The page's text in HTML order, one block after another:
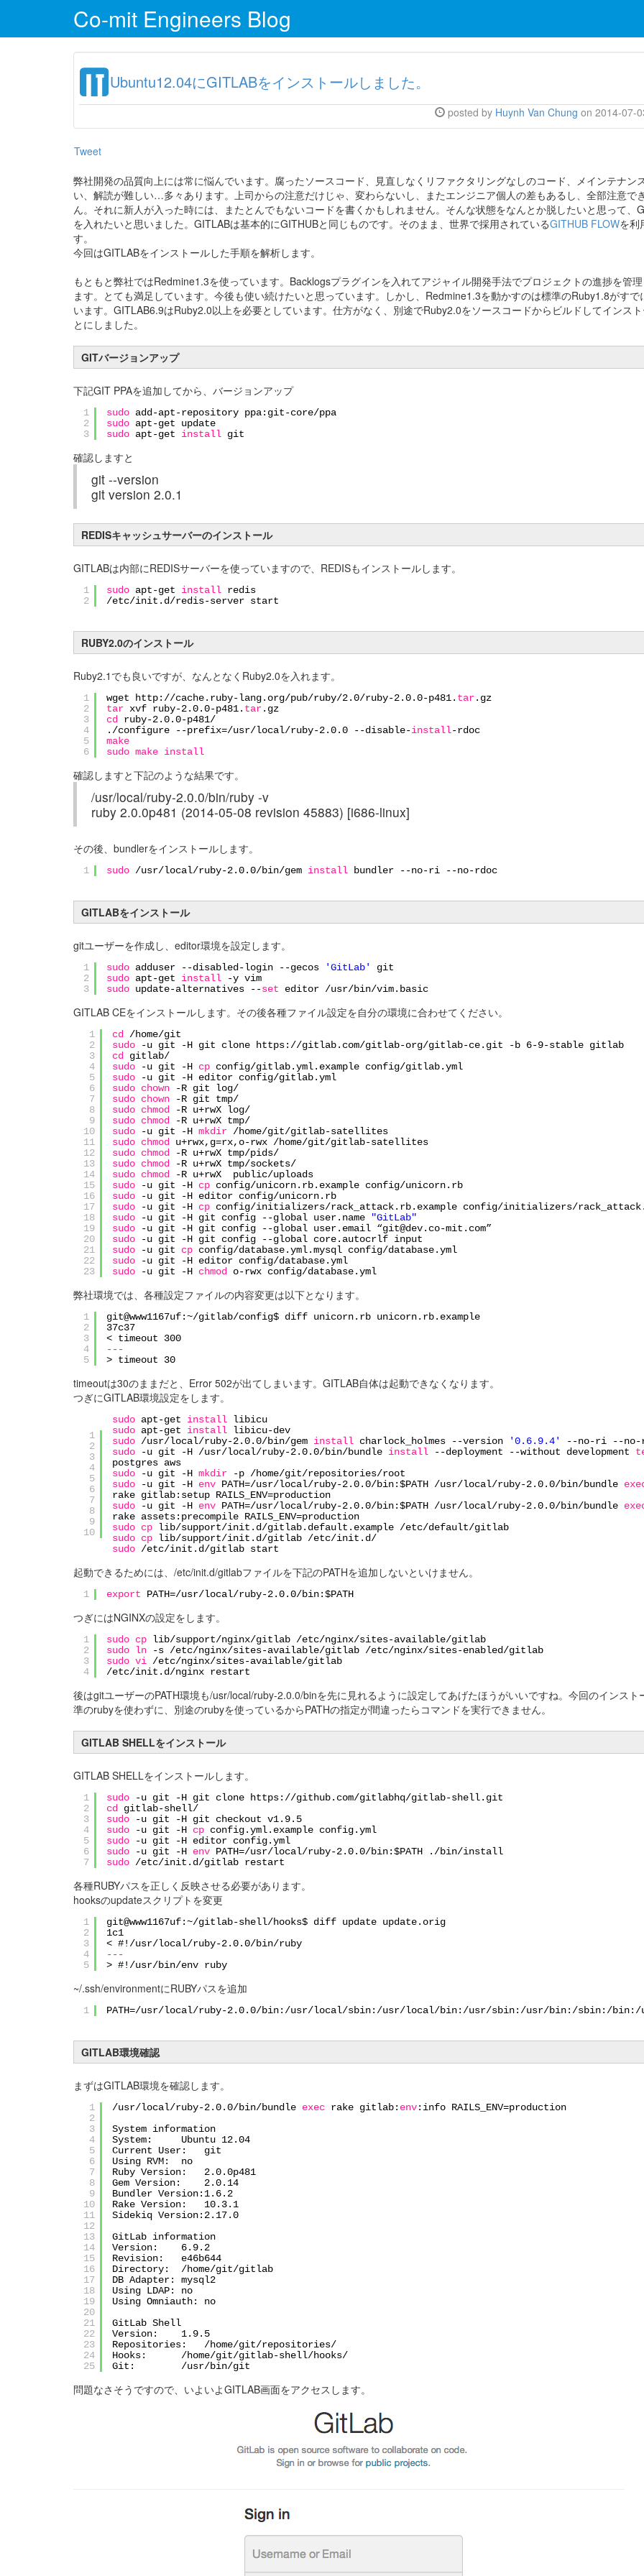
Co-mit Engineers Blog
Ubuntu12.04にGITLABをインストールしました。
posted by Huynh Van Chung on 2014-07-
Tweet
弊社開発の品質向上には常に悩んでいます。腐ったソースコード、見直しなくリファクタリングなしのコード、メインテナン
い、解読が難しい…多々あります。上司からの注意だけじゃ、変わらないし、またエンジニア個人の差もあるし、全部注意で
ん。それに新人が入った時には、またとんでもないコードを書くかもしれません。そんな状態をなんとか脱したいと思って、
を入れたいと思いました。GITLABは基本的にGITHUBと同じものです。そのまま、世界で採用されているGITHUB FLOWを利
す。
今回はGITLABをインストールした手順を解析します。
もともと弊社ではRedmine1.3を使っています。Backlogsプラグインを入れてアジャイル開発手法でプロジェクトの進捗を管
ます。とても満足しています。今後も使い続けたいと思っています。しかし、Redmine1.3を動かすのは標準のRuby1.8がすで
います。GITLAB6.9はRuby2.0以上を必要としています。仕方がなく、別途でRuby2.0をソースコードからビルドしてインス
とにしました。
GITバージョンアップ
下記GIT PPAを追加してから、バージョンアップ
1
2
3
sudo add-apt-repository ppa:git-core/ppa
sudo apt-get update
sudo apt-get install git
確認しますと
git --version
git version 2.0.1
REDISキャッシュサーバーのインストール
GITLABは内部にREDISサーバーを使っていますので、REDISもインストールします。
1
2
sudo apt-get install redis
/etc/init .d/redis-server start
RUBY2.0のインストール
Ruby2.1でも良いですが、なんとなくRuby2.0を入れます。
1
2
3
4
5
6
wget http: //cache.ruby-lang.org/pub/ruby/2.0/ruby-2.0.0-p481. tar.gz
tar xvf ruby-2.0.0-p481. tar.gz
cd ruby-2.0.0-p481/
. /configure --prefix=/usr/local/ruby-2.0.0 --disable-install-rdoc
make
sudo make install
確認しますと下記のような結果です。
/usr/local/ruby-2.0.0/bin/ruby -v
ruby 2.0.0p481 (2014-05-08 revision 45883) [i686-linux]
その後、bundlerをインストールします。
1 sudo /usr/local/ruby-2.0.0/bin/gem install bundler --no-ri --no-rdoc
GITLABをインストール
gitユーザーを作成し、editor環境を設定します。
1
2
3
sudo adduser --disabled-login --gecos 'GitLab'
git
sudo apt-get install
-y vim
sudo update-alternatives --set editor /usr/bin/vim.basic
GITLAB CEをインストールします。その後各種ファイル設定を自分の環境に合わせてください。
1
2
3
4
5
6
7
8
9
10
11
12
13
14
15
16
17
18
19
20
21
22
23
cd /home/git
sudo
-u git -H git clone https: //gitlab.com/gitlab-org/gitlab-ce.git -b 6-9-stable gitlab
cd gitlab/
sudo
-u git -H cp config/gitlab.yml.example config/gitlab.yml
sudo
-u git -H editor config/gitlab.yml
sudo chown
-R git log/
sudo chown
-R git tmp/
sudo chmod
-R u+rwX log/
sudo chmod
-R u+rwX tmp/
sudo
-u git -H mkdir /home/git/gitlab-satellites
sudo chmod u+rwx,g=rx,o-rwx /home/git/gitlab-satellites
sudo chmod -R u+rwX tmp/pids/
sudo chmod -R u+rwX tmp/sockets/
sudo chmod -R u+rwX public/uploads
sudo
-u git -H cp config/unicorn.rb.example config/unicorn.rb
sudo
-u git -H editor config/unicorn.rb
sudo
-u git -H cp config/initializers/rack_attack.rb.example config/initializers/rack_attack
sudo
-u git -H git config --global user.name
"GitLab"
sudo
-u git -H git config --global user.email “git@dev.co-mit.com”
sudo
-u git -H git config --global core.autocrlf input
sudo
-u git cp config/database.yml.mysql config/database.yml
sudo
-u git -H editor config/database.yml
sudo
-u git -H chmod o-rwx config/database.yml
弊社環境では、各種設定ファイルの内容変更は以下となります。
1
2
3
4
5
git@www1167uf:~/gitlab/config$ diff unicorn.rb unicorn.rb.example
37c37
< timeout 300
---
> timeout 30
timeoutは30のままだと、Error 502が出てしまいます。GITLAB自体は起動できなくなります。
つぎにGITLAB環境設定をします。
1
2
3
4
5
6
7
8
9
10
sudo apt-get install libicu
sudo apt-get install libicu-dev
sudo /usr/local/ruby-2.0.0/bin/gem install charlock_holmes --version '0.6.9.4'
--no-ri --no-
sudo
-u git -H /usr/local/ruby-2.0.0/bin/bundle install --deployment --without development
postgres aws
sudo
-u git -H mkdir -p /home/git/repositories/root
sudo
-u git -H env PATH=/usr/local/ruby-2.0.0/bin:$PATH /usr/local/ruby-2.0.0/bin/bundle
rake gitlab:setup RAILS_ENV=production
sudo
-u git -H env PATH=/usr/local/ruby-2.0.0/bin:$PATH /usr/local/ruby-2.0.0/bin/bundle
rake assets:precompile RAILS_ENV=production
sudo cp lib/support/init .d/gitlab.default.example /etc/default/gitlab
sudo cp lib/support/init .d/gitlab /etc/init .d/
sudo /etc/init .d/gitlab start
起動できるためには、/etc/init.d/gitlabファイルを下記のPATHを追加しないといけません。
1 export PATH=/usr/local/ruby-2.0.0/bin:$PATH
つぎにはNGINXの設定をします。
1
2
3
4
sudo cp lib/support/nginx/gitlab /etc/nginx/sites-available/gitlab
sudo ln -s /etc/nginx/sites-available/gitlab /etc/nginx/sites-enabled/gitlab
sudo vi /etc/nginx/sites-available/gitlab
/etc/init .d/nginx restart
後はgitユーザーのPATH環境も/usr/local/ruby-2.0.0/binを先に見れるように設定してあげたほうがいいですね。今回のインスト
準のrubyを使わずに、別途のrubyを使っているからPATHの指定が間違ったらコマンドを実行できません。
GITLAB SHELLをインストール
GITLAB SHELLをインストールします。
1
2
3
4
5
6
7
sudo -u git -H git clone https: //github.com/gitlabhq/gitlab-shell.git
cd gitlab-shell/
sudo
-u git -H git checkout v1.9.5
sudo
-u git -H cp config.yml.example config.yml
sudo
-u git -H editor config.yml
sudo
-u git -H env PATH=/usr/local/ruby-2.0.0/bin:$PATH . /bin/install
sudo /etc/init .d/gitlab restart
各種RUBYパスを正しく反映させる必要があります。
hooksのupdateスクリプトを変更
1
2
3
4
5
git@www1167uf:~/gitlab-shell/hooks$ diff update update.orig
1c1
< #!/usr/local/ruby-2.0.0/bin/ruby
---
> #!/usr/bin/env ruby
~/.ssh/environmentにRUBYパスを追加
1 PATH=/usr/local/ruby-2.0.0/bin: /usr/local/sbin: /usr/local/bin: /usr/sbin: /usr/bin: /sbin: /bin: /
GITLAB環境確認
まずはGITLAB環境を確認します。
1
2
3
4
5
6
7
8
9
10
11
12
13
14
15
16
17
18
19
20
21
22
23
24
25
/usr/local/ruby-2.0.0/bin/bundle exec rake gitlab: env:info RAILS_ENV=production
System information
System: Ubuntu 12.04
Current User: git
Using RVM: no
Ruby Version: 2.0.0p481
Gem Version: 2.0.14
Bundler Version:1.6.2
Rake Version: 10.3.1
Sidekiq Version:2.17.0
GitLab information
Version: 6.9.2
Revision: e46b644
Directory: /home/git/gitlab
DB Adapter: mysql2
Using LDAP: no
Using Omniauth: no
GitLab Shell
Version: 1.9.5
Repositories: /home/git/repositories/
Hooks: /home/git/gitlab-shell/hooks/
Git: /usr/bin/git
問題なさそうですので、いよいよGITLAB画面をアクセスします。